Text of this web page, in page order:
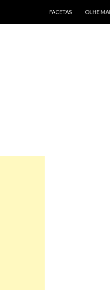
FACETAS
OLHE